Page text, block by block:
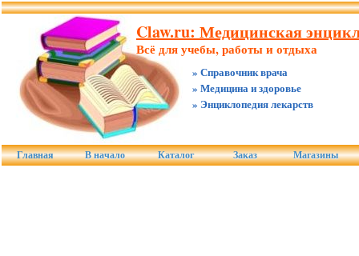
Claw.ru: Медицинская
Всё для учебы, работы и отдыха
» Справочник врача
» Медицина и здоровье
» Энциклопедия лекарств
Главная В начало Каталог Заказ Магазины